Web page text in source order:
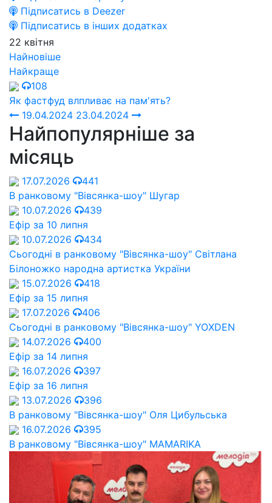
Підписатись в Deezer
Підписатись в інших додатках
22 квітня
Найновіше
Найкраще
108
Як фастфуд влпливає на пам'ять?
19.04.2024 23.04.2024
Найпопулярніше за
місяць
17.07.2026
441
В ранковому "Вівсянка-шоу" Шугар
10.07.2026
439
Ефір за 10 липня
10.07.2026
434
Сьогодні в ранковому "Вівсянка-шоу" Cвітлана
Білоножко народна артистка України
15.07.2026
418
Ефір за 15 липня
17.07.2026
406
Сьогодні в ранковому "Вівсянка-шоу" YOXDEN
14.07.2026
400
Ефір за 14 липня
16.07.2026
397
Ефір за 16 липня
13.07.2026
396
В ранковому "Вівсянка-шоу" Оля Цибульська
16.07.2026
395
В ранковому "Вівсянка-шоу" MAMARIKA